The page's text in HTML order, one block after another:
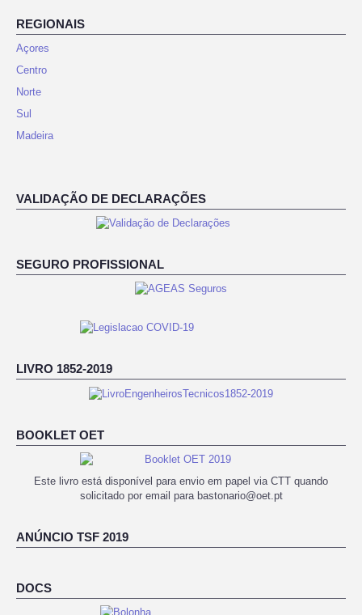
REGIONAIS
Açores
Centro
Norte
Sul
Madeira
VALIDAÇÃO DE DECLARAÇÕES
SEGURO PROFISSIONAL
LIVRO 1852-2019
BOOKLET OET
Este livro está disponível para envio em papel via CTT quando
solicitado por email para bastonario@oet.pt
ANÚNCIO TSF 2019
DOCS